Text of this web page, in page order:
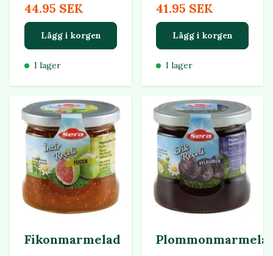
44.95 SEK
Lägg i korgen
I lager
41.95 SEK
Lägg i korgen
I lager
Fikonmarmelad